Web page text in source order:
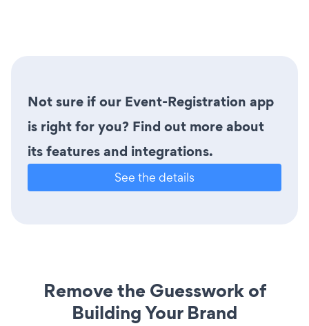
Not sure if our Event-Registration app
is right for you? Find out more about
its features and integrations.
See the details
Remove the Guesswork of
Building Your Brand